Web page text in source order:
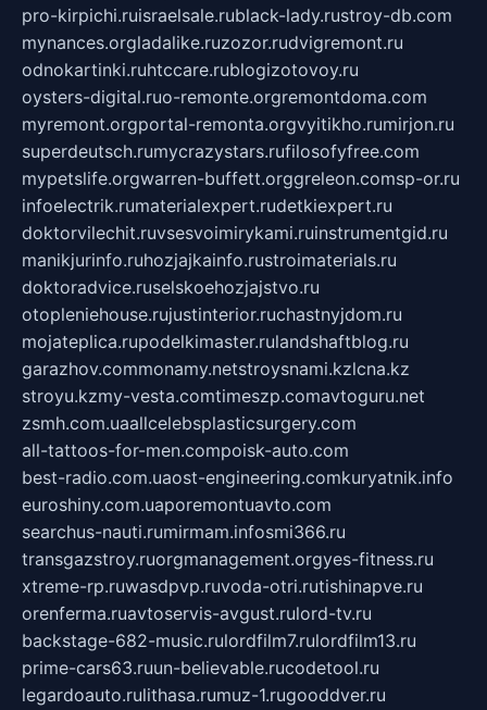
pro-kirpichi.ruisraelsale.rublack-lady.rustroy-db.com
mynances.orgladalike.ruzozor.rudvigremont.ru
odnokartinki.ruhtccare.rublogizotovoy.ru
oysters-digital.ruo-remonte.orgremontdoma.com
myremont.orgportal-remonta.orgvyitikho.rumirjon.ru
superdeutsch.rumycrazystars.rufilosofyfree.com
mypetslife.orgwarren-buffett.orggreleon.comsp-or.ru
infoelectrik.rumaterialexpert.rudetkiexpert.ru
doktorvilechit.ruvsesvoimirykami.ruinstrumentgid.ru
manikjurinfo.ruhozjajkainfo.rustroimaterials.ru
doktoradvice.ruselskoehozjajstvo.ru
otopleniehouse.rujustinterior.ruchastnyjdom.ru
mojateplica.rupodelkimaster.rulandshaftblog.ru
garazhov.commonamy.netstroysnami.kzlcna.kz
stroyu.kzmy-vesta.comtimeszp.comavtoguru.net
zsmh.com.uaallcelebsplasticsurgery.com
all-tattoos-for-men.compoisk-auto.com
best-radio.com.uaost-engineering.comkuryatnik.info
euroshiny.com.uaporemontuavto.com
searchus-nauti.rumirmam.infosmi366.ru
transgazstroy.ruorgmanagement.orgyes-fitness.ru
xtreme-rp.ruwasdpvp.ruvoda-otri.rutishinapve.ru
orenferma.ruavtoservis-avgust.rulord-tv.ru
backstage-682-music.rulordfilm7.rulordfilm13.ru
prime-cars63.ruun-believable.rucodetool.ru
legardoauto.rulithasa.rumuz-1.rugooddver.ru